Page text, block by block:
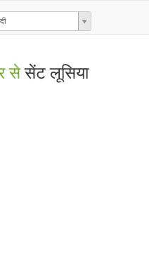
सेसेंट लूसिया